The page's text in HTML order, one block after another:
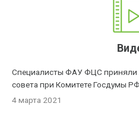
Специалисты ФАУ ФЦС приняли
совета при Комитете Госдумы РФ
4 марта 2021